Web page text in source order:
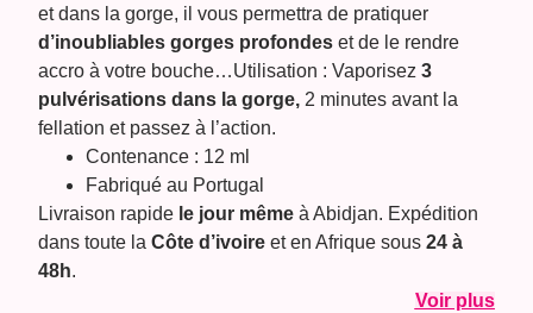
et dans la gorge, il vous permettra de pratiquer
d’inoubliables gorges profondeset de le rendre
accro à votre bouche…Utilisation : Vaporisez3
pulvérisations dans la gorge, 2 minutes avant la
fellation et passez à l’action.
Contenance : 12 ml
Fabriqué au Portugal
Livraison rapide le jour même à Abidjan. Expédition
dans toute laCôte d’ivoire et en Afrique sous24 à
48h.
Voir plus